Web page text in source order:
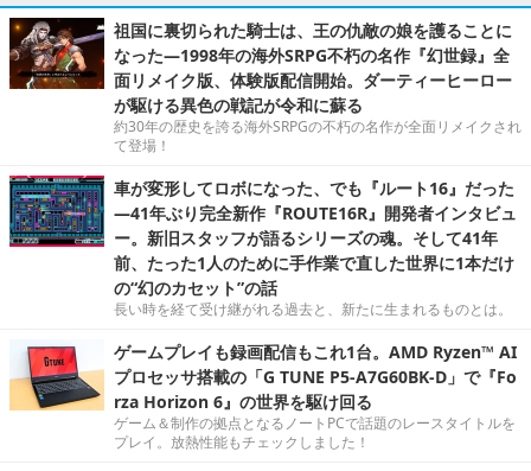
祖国に裏切られた騎士は、王の仇敵の娘を護ることに
なった―1998年の海外SRPG不朽の名作『幻世録』全
面リメイク版、体験版配信開始。ダーティーヒーロー
が駆ける異色の戦記が令和に蘇る
約30年の歴史を誇る海外SRPGの不朽の名作が全面リメイクされ
て登場！
車が変形してロボになった、でも『ルート16』だった
―41年ぶり完全新作『ROUTE16R』開発者インタビュ
ー。新旧スタッフが語るシリーズの魂。そして41年
前、たった1人のために手作業で直した世界に1本だけ
の“幻のカセット”の話
長い時を経て受け継がれる過去と、新たに生まれるものとは。
ゲームプレイも録画配信もこれ1台。AMD Ryzen™ AI
プロセッサ搭載の「G TUNE P5-A7G60BK-D」で『Fo
rza Horizon 6』の世界を駆け回る
ゲーム＆制作の拠点となるノートPCで話題のレースタイトルを
プレイ。放熱性能もチェックしました！